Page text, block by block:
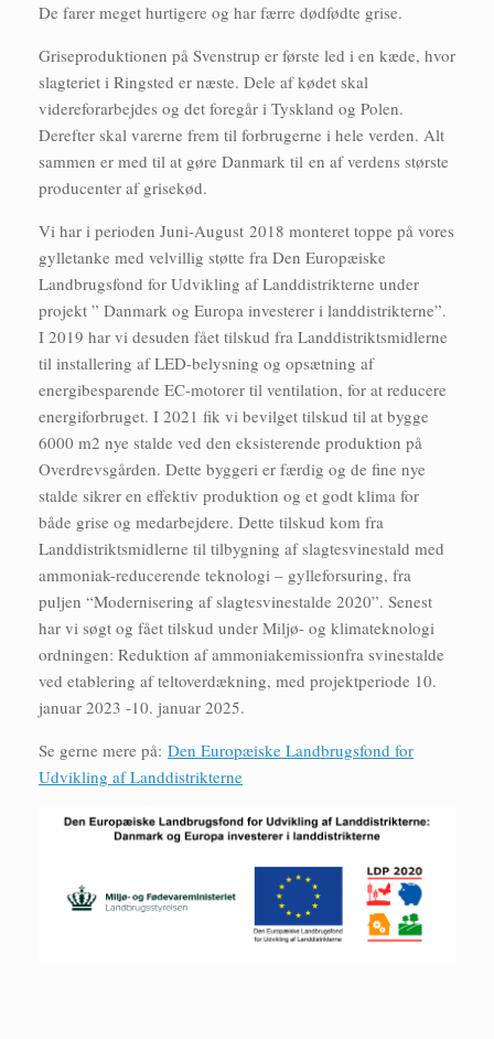
De farer meget hurtigere og har færre dødfødte grise.
Griseproduktionen på Svenstrup er første led i en kæde, hvor
slagteriet i Ringsted er næste. Dele af kødet skal
videreforarbejdes og det foregår i Tyskland og Polen.
Derefter skal varerne frem til forbrugerne i hele verden. Alt
sammen er med til at gøre Danmark til en af verdens største
producenter af grisekød.
Vi har i perioden Juni-August 2018 monteret toppe på vores
gylletanke med velvillig støtte fra Den Europæiske
Landbrugsfond for Udvikling af Landdistrikterne under
projekt ” Danmark og Europa investerer i landdistrikterne”.
I 2019 har vi desuden fået tilskud fra Landdistriktsmidlerne
til installering af LED-belysning og opsætning af
energibesparende EC-motorer til ventilation, for at reducere
energiforbruget. I 2021 fik vi bevilget tilskud til at bygge
6000 m2 nye stalde ved den eksisterende produktion på
Overdrevsgården. Dette byggeri er færdig og de fine nye
stalde sikrer en effektiv produktion og et godt klima for
både grise og medarbejdere. Dette tilskud kom fra
Landdistriktsmidlerne til tilbygning af slagtesvinestald med
ammoniak-reducerende teknologi – gylleforsuring, fra
puljen “Modernisering af slagtesvinestalde 2020”. Senest
har vi søgt og fået tilskud under Miljø- og klimateknologi
ordningen: Reduktion af ammoniakemissionfra svinestalde
ved etablering af teltoverdækning, med projektperiode 10.
januar 2023 -10. januar 2025.
Se gerne mere på: Den Europæiske Landbrugsfond for
Udvikling af Landdistrikterne